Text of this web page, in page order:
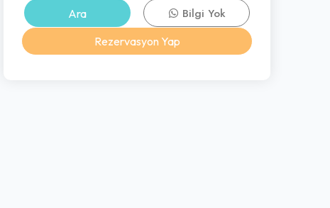
Ara
Bilgi Yok
Rezervasyon Yap